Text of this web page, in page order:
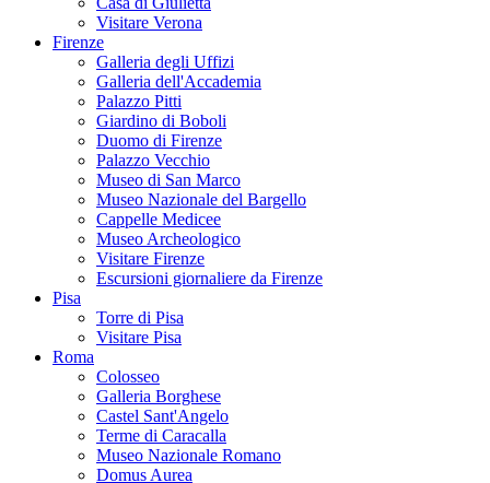
Visitare Verona
Firenze
Galleria degli Uffizi
Galleria dell'Accademia
Palazzo Pitti
Giardino di Boboli
Duomo di Firenze
Palazzo Vecchio
Museo di San Marco
Museo Nazionale del Bargello
Cappelle Medicee
Museo Archeologico
Visitare Firenze
Escursioni giornaliere da Firenze
Pisa
Torre di Pisa
Visitare Pisa
Roma
Colosseo
Galleria Borghese
Castel Sant'Angelo
Terme di Caracalla
Museo Nazionale Romano
Domus Aurea